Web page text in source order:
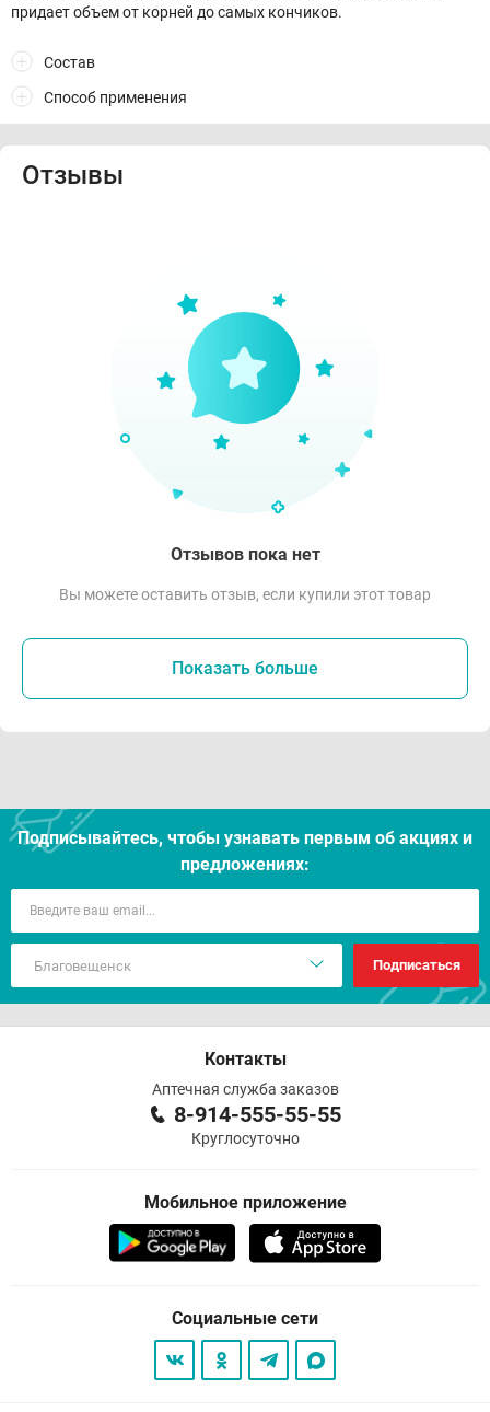
придает объем от корней до самых кончиков.
Состав
Способ применения
Отзывы
Отзывов пока нет
Вы можете оставить отзыв, если купили этот товар
Показать больше
Подписывайтесь, чтобы узнавать первым об акцияx и
предложениях:
Подписаться
Контакты
Аптечная служба заказов
8-914-555-55-55
Круглосуточно
Мобильное приложение
Социальные сети